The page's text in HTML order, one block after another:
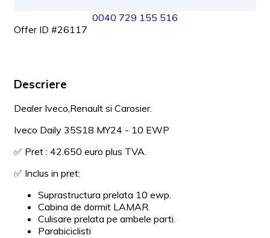
0040 729 155 516
Offer ID #26117
Descriere
Dealer Iveco,Renault si Carosier.
Iveco Daily 35S18 MY24 - 10 EWP
✅ Pret : 42.650 euro plus TVA.
✅ Inclus in pret:
Suprastructura prelata 10 ewp.
Cabina de dormit LAMAR.
Culisare prelata pe ambele parti.
Parabiciclisti